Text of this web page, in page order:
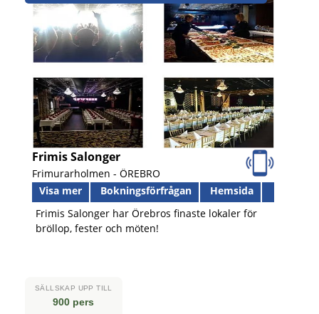
Frimis Salonger
Frimurarholmen - ÖREBRO
Visa mer
Bokningsförfrågan
Hemsida
Frimis Salonger har Örebros finaste lokaler för
bröllop, fester och möten!
SÄLLSKAP UPP TILL
900 pers